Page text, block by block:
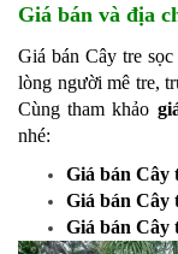
Giá bán và địa
Giá bán Cây tre
lòng người mê tre,
Cùng tham khảo
nhé:
Giá bán Cây
Giá bán Cây
Giá bán Cây